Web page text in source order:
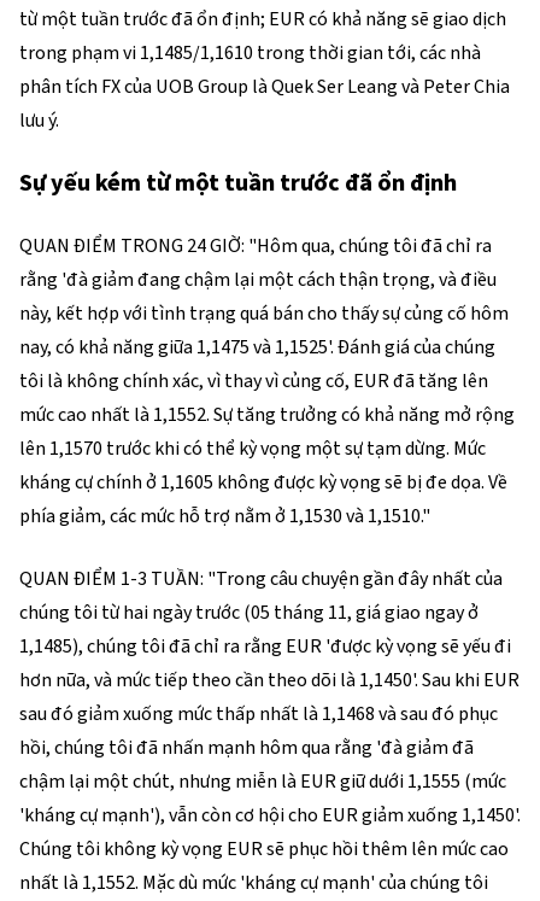
từ một tuần trước đã ổn định; EUR có khả năng sẽ giao dịch
trong phạm vi 1,1485/1,1610 trong thời gian tới, các nhà
phân tích FX của UOB Group là Quek Ser Leang và Peter Chia
lưu ý.
Sự yếu kém từ một tuần trước đã ổn định
QUAN ĐIỂM TRONG 24 GIỜ: "Hôm qua, chúng tôi đã chỉ ra
rằng 'đà giảm đang chậm lại một cách thận trọng, và điều
này, kết hợp với tình trạng quá bán cho thấy sự củng cố hôm
nay, có khả năng giữa 1,1475 và 1,1525'. Đánh giá của chúng
tôi là không chính xác, vì thay vì củng cố, EUR đã tăng lên
mức cao nhất là 1,1552. Sự tăng trưởng có khả năng mở rộng
lên 1,1570 trước khi có thể kỳ vọng một sự tạm dừng. Mức
kháng cự chính ở 1,1605 không được kỳ vọng sẽ bị đe dọa. Về
phía giảm, các mức hỗ trợ nằm ở 1,1530 và 1,1510."
QUAN ĐIỂM 1-3 TUẦN: "Trong câu chuyện gần đây nhất của
chúng tôi từ hai ngày trước (05 tháng 11, giá giao ngay ở
1,1485), chúng tôi đã chỉ ra rằng EUR 'được kỳ vọng sẽ yếu đi
hơn nữa, và mức tiếp theo cần theo dõi là 1,1450'. Sau khi EUR
sau đó giảm xuống mức thấp nhất là 1,1468 và sau đó phục
hồi, chúng tôi đã nhấn mạnh hôm qua rằng 'đà giảm đã
chậm lại một chút, nhưng miễn là EUR giữ dưới 1,1555 (mức
'kháng cự mạnh'), vẫn còn cơ hội cho EUR giảm xuống 1,1450'.
Chúng tôi không kỳ vọng EUR sẽ phục hồi thêm lên mức cao
nhất là 1,1552. Mặc dù mức 'kháng cự mạnh' của chúng tôi